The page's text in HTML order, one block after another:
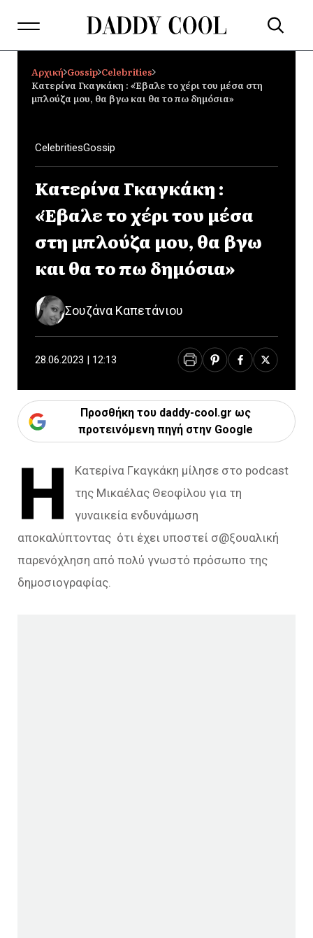
Αρχική Gossip Celebrities
Κατερίνα Γκαγκάκη : «Έβαλε το χέρι του μέσα στη
μπλούζα μου, θα βγω και θα το πω δημόσια»
CelebritiesGossip
Κατερίνα Γκαγκάκη :
«Έβαλε το χέρι του μέσα
στη μπλούζα μου, θα βγω
και θα το πω δημόσια»
Σουζάνα Καπετάνιου
28.06.2023 | 12:13
Προσθήκη του daddy-cool.gr ως
προτεινόμενη πηγή στην Google
Η
Κατερίνα Γκαγκάκη μίλησε στο podcast
της Μικαέλας Θεοφίλου για τη
γυναικεία ενδυνάμωση
αποκαλύπτοντας ότι έχει υποστεί σ@ξουαλική
παρενόχληση από πολύ γνωστό πρόσωπο της
δημοσιογραφίας.